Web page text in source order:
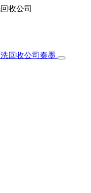
收公司